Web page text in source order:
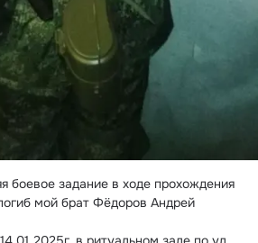
боевое задание в ходе прохождения
мой брат Фёдоров Андрей